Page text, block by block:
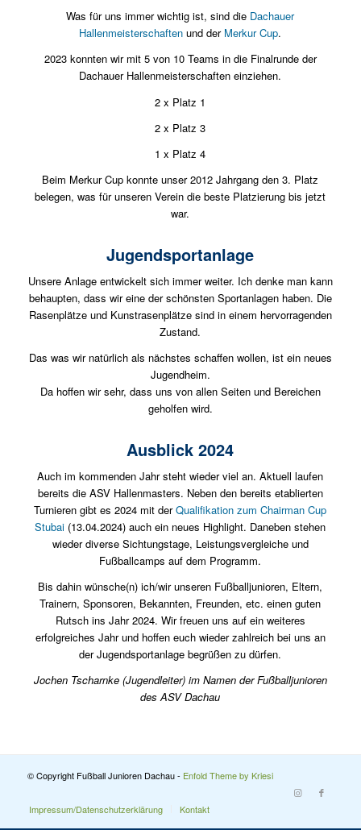
Was für uns immer wichtig ist, sind die Dachauer
Hallenmeisterschaften und der Merkur Cup.
2023 konnten wir mit 5 von 10 Teams in die Finalrunde der
Dachauer Hallenmeisterschaften einziehen.
2 x Platz 1
2 x Platz 3
1 x Platz 4
Beim Merkur Cup konnte unser 2012 Jahrgang den 3. Platz
belegen, was für unseren Verein die beste Platzierung bis jetzt
war.
Jugendsportanlage
Unsere Anlage entwickelt sich immer weiter. Ich denke man kann
behaupten, dass wir eine der schönsten Sportanlagen haben. Die
Rasenplätze und Kunstrasenplätze sind in einem hervorragenden
Zustand.
Das was wir natürlich als nächstes schaffen wollen, ist ein neues
Jugendheim.
Da hoffen wir sehr, dass uns von allen Seiten und Bereichen
geholfen wird.
Ausblick 2024
Auch im kommenden Jahr steht wieder viel an. Aktuell laufen
bereits die ASV Hallenmasters. Neben den bereits etablierten
Turnieren gibt es 2024 mit derQualifikation zum Chairman Cup
Stubai (13.04.2024) auch ein neues Highlight. Daneben stehen
wieder diverse Sichtungstage, Leistungsvergleiche und
Fußballcamps auf dem Programm.
Bis dahin wünsche(n) ich/wir unseren Fußballjunioren, Eltern,
Trainern, Sponsoren, Bekannten, Freunden, etc. einen guten
Rutsch ins Jahr 2024. Wir freuen uns auf ein weiteres
erfolgreiches Jahr und hoffen euch wieder zahlreich bei uns an
der Jugendsportanlage begrüßen zu dürfen.
Jochen Tscharnke (Jugendleiter) im Namen der Fußballjunioren
des ASV Dachau
© Copyright Fußball Junioren Dachau - Enfold Theme by Kriesi
Impressum/Datenschutzerklärung Kontakt